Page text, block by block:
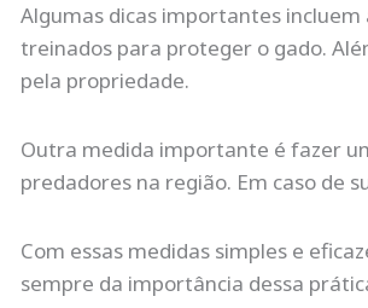
Algumas dicas importantes
treinados para proteger o gado.
pela propriedade.
Outra medida importante é fazer
predadores na região. Em caso de
Com essas medidas simples e
sempre da importância dessa